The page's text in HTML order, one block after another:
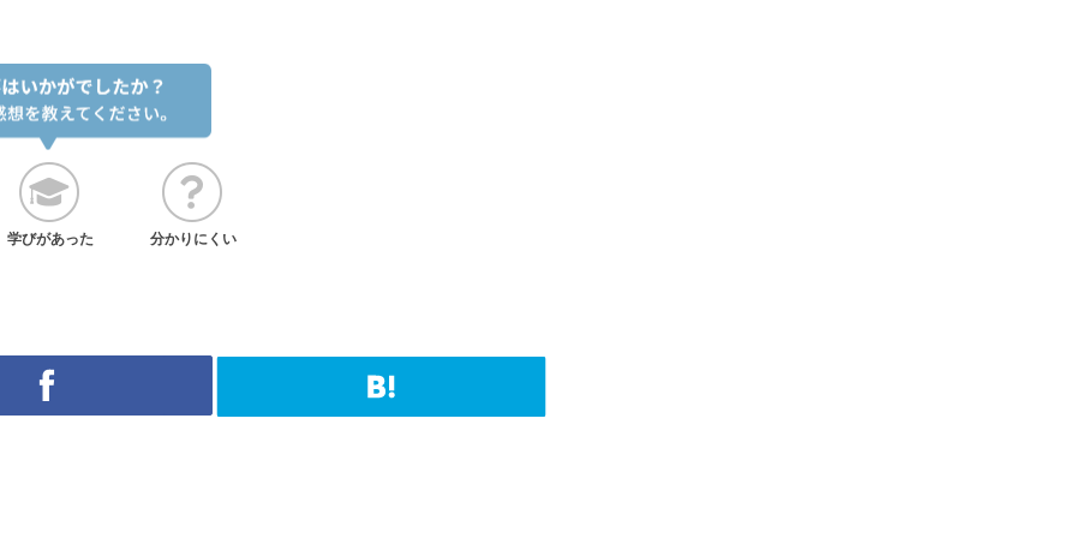
学びがあった 分かりにくい